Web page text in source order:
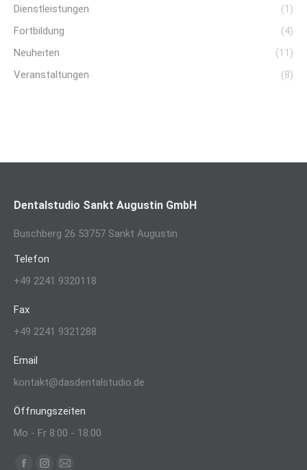
Dienstleistungen
(1)
Fortbildung
(4)
Neuheiten
(11)
Veranstaltungen
(8)
Dentalstudio Sankt Augustin GmbH
Buschberg 26 53757 Sankt Augustin
Telefon
+49 2241 9320118
Fax
+49 2241 9321288
Email
kontakt@dasdentalstudio.de
Öffnungszeiten
Mo - Fr 8:00 - 18:00
Finden Sie uns auf: